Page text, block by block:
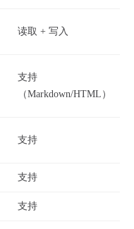
读取 + 写入
支持
（Markdown/HTML）
支持
支持
支持